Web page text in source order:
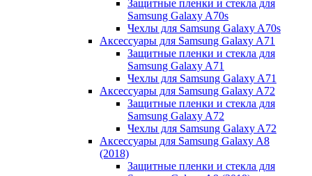
Защитные пленки и стекла для
Samsung Galaxy A70s
Чехлы для Samsung Galaxy A70s
Аксессуары для Samsung Galaxy A71
Защитные пленки и стекла для
Samsung Galaxy A71
Чехлы для Samsung Galaxy A71
Аксессуары для Samsung Galaxy A72
Защитные пленки и стекла для
Samsung Galaxy A72
Чехлы для Samsung Galaxy A72
Аксессуары для Samsung Galaxy A8
(2018)
Защитные пленки и стекла для